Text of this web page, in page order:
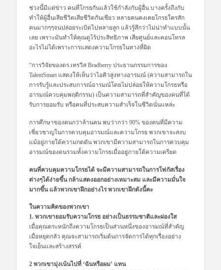
ช่วงนี้มีแต่ข่าว คนที่โกรธกันแล้วใช้กำลังกับผู้อื่น บางครั้งถึงกับ
ทำให้ผู้อื่นเสียชีวิตเสียชีวิตกันเชียว หลายคนคงเคยโกรธใครสัก
คนมากๆๆจนปล่อยระเบิดไปหลายลูก แล้วรู้สึกว่าไม่น่าทำแบบนั้น
เลย เพราะมันทำให้คุณดูไร้ประสิทธิภาพ เสียศูนย์และคอนโทรล
อะไรไม่ได้เพราะการแสดงความโกรธในทางที่ผิด
“การวิจัยของดร.เทรวิส Bradberry ประธานกรรมการของ
TalentSmart แสดงให้เห็นว่าไอคิวสูงทางอารมณ์ (ความสามารถใน
การรับรู้และประสบการณ์อารมณ์โดยไม่ปล่อยให้ความโกรธหรือ
อารมณ์ควบคุมพฤติกรรม) เป็นความสามารถที่สำคัญของคนที่ได้
รับการยอมรับ หรือคนที่ประสบความสำเร็จในชีวิตนั่นแหล่ะ
การศึกษาของคนกว่าล้านคน พบว่ากว่า 90% ของคนที่มีความ
เชี่ยวชาญในการควบคุมอารมณ์และความโกรธ พวกเขาจะสงบ
แม้อยู่ภายใต้ความกดดัน พวกเขามีความสามารถในการควบคุม
อารมณ์ของตนรวมทั้งความโกรธเมื่ออยู่ภายใต้ความเครียด
คนที่ควบคุมความโกรธได้ จะมีความสามารถในการโฟกัสเรื่อง
ต่างๆได้ง่ายขึ้น กล้าแสดงออกอย่างเหมาะสม และมีความมั่นใจ
มากขึ้น แล้วพวกเขาฝึกอย่างไร พวกเขาฝึกดังนี้คะ
ในความคิดของพวกเขา
1. พวกเขายอมรับความโกรธ อย่างเป็นธรรมชาติและผ่องใส
เมื่อคุณตระหนักถึงความโกรธเป็นส่วนหนึ่งของอารมณ์ที่สำคัญ
เมื่อหยุดกลัว คุณจะสามารถเริ่มต้นการจัดการได้ทุกเรื่องอย่าง
ใจเย็นและสร้างสรรค์
2 พวกเขามุ่งเน้นไปที่ ‘ฉันหรือผม’ แทน